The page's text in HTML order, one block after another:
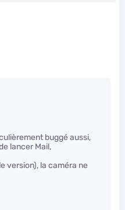
buggé aussi,
lancer Mail,
version), la caméra ne